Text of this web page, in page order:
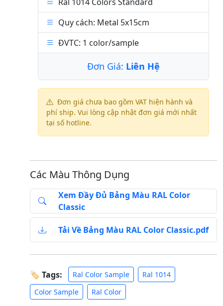
Quy cách: Metal 5x15cm
ĐVTC: 1 color/sample
Đơn Giá: Liên Hệ
Đơn giá chưa bao gồm VAT hiện hành và
phí ship. Vui lòng cập nhật đơn giá mới nhất
tại số hotline.
Các Màu Thông Dụng
Xem Đầy Đủ Bảng Màu RAL Color
Classic
Tải Về Bảng Màu RAL Color Classic.pdf
🏷 Tags: Ral Color Sample
Ral 1014
Color Sample
Ral Color